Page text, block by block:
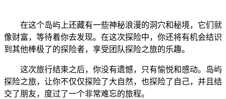
在这个岛屿上还藏有一些神秘浪漫的洞穴和秘境，它们就
像财富，等待着你去发现。在这次探险中，你还将有机会结识
到其他棒极了的探险者，享受团队探险之旅的乐趣。
这次旅行结束之后，你没有遗憾，只有愉悦和感动。岛屿
探险之旅，让你不仅仅探险了大自然，也探险了自己，并且结
交了朋友，度过了一个非常难忘的旅程。